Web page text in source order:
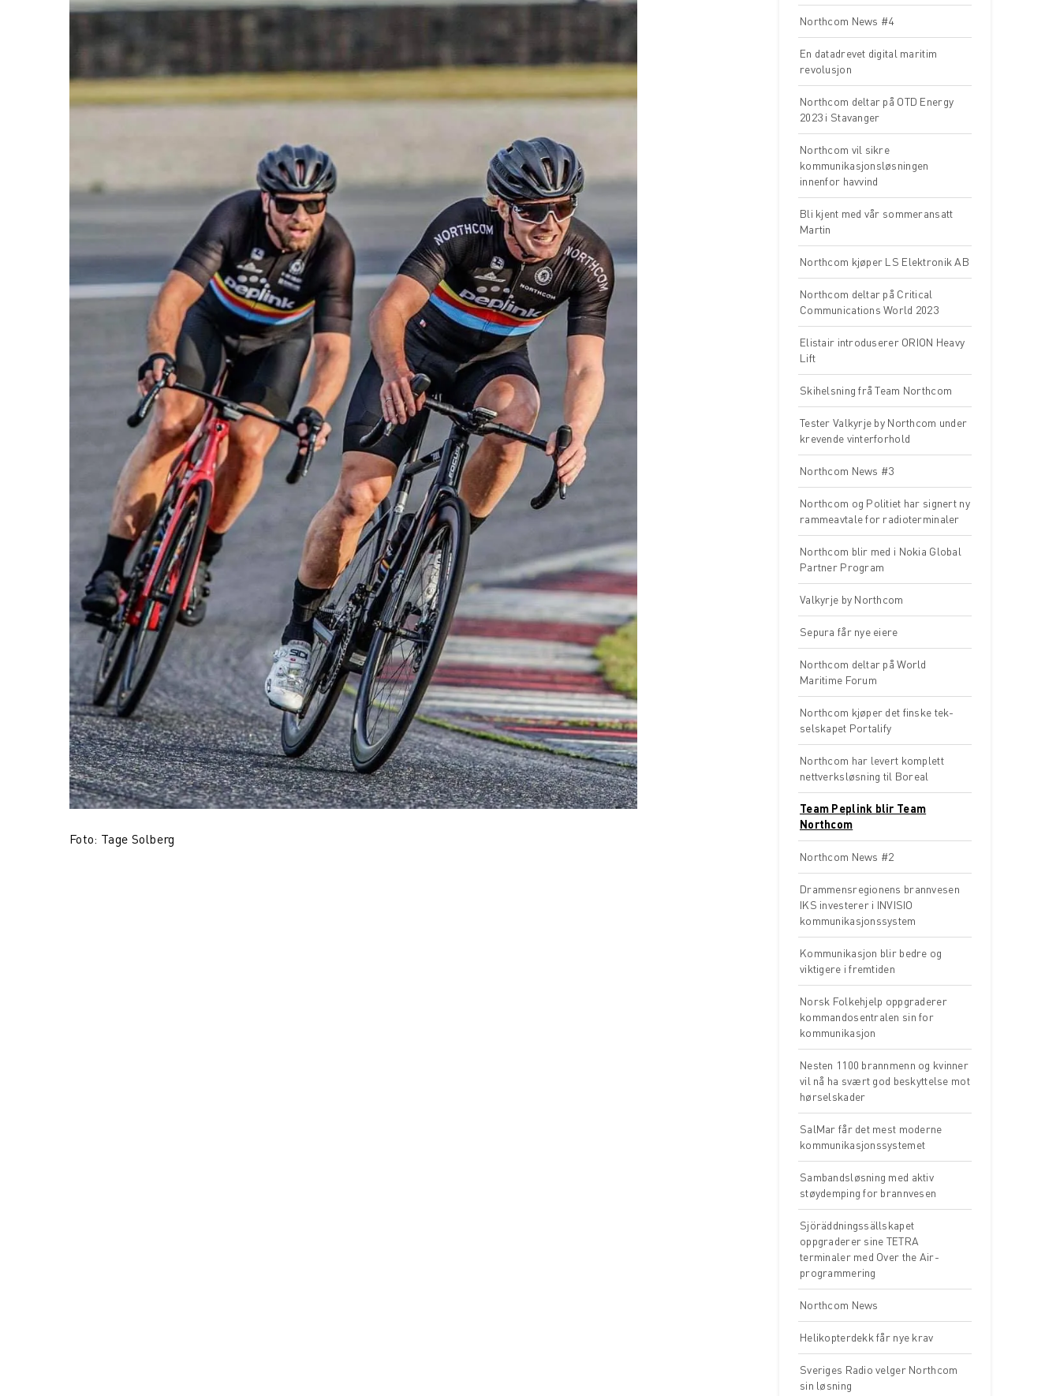
Northcom News #4
En datadrevet digital maritim
revolusjon
Northcom deltar på OTD Energy
2023 i Stavanger
Northcom vil sikre
kommunikasjonsløsningen
innenfor havvind
Bli kjent med vår sommeransatt
Martin
Northcom kjøper LS Elektronik AB
Northcom deltar på Critical
Communications World 2023
Elistair introduserer ORION Heavy
Lift
Skihelsning frå Team Northcom
Tester Valkyrje by Northcom under
krevende vinterforhold
Northcom News #3
Northcom og Politiet har signert ny
rammeavtale for radioterminaler
Northcom blir med i Nokia Global
Partner Program
Valkyrje by Northcom
Sepura får nye eiere
Northcom deltar på World
Maritime Forum
Northcom kjøper det finske tek-
selskapet Portalify
Northcom har levert komplett
nettverksløsning til Boreal
Team Peplink blir Team
Northcom
Northcom News #2
Drammensregionens brannvesen
IKS investerer i INVISIO
kommunikasjonssystem
Kommunikasjon blir bedre og
viktigere i fremtiden
Norsk Folkehjelp oppgraderer
kommandosentralen sin for
kommunikasjon
Nesten 1100 brannmenn og kvinner
vil nå ha svært god beskyttelse mot
hørselskader
SalMar får det mest moderne
kommunikasjonssystemet
Sambandsløsning med aktiv
støydemping for brannvesen
Sjöräddningssällskapet
oppgraderer sine TETRA
terminaler med Over the Air-
programmering
Northcom News
Helikopterdekk får nye krav
Sveriges Radio velger Northcom
sin løsning
Foto: Tage Solberg